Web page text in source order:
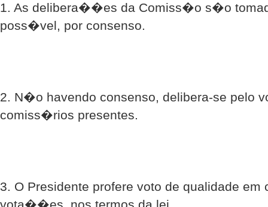
1. As delibera��es da Comiss�o s�o
poss�vel, por consenso.
2. N�o havendo consenso, delibera-se pelo
comiss�rios presentes.
3. O Presidente profere voto de qualidade em